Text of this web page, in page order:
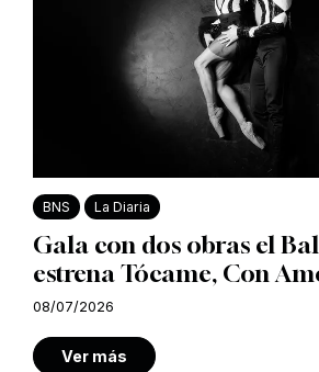
BNS La Diaria
Gala con dos obras el
estrena Tócame, Con
08/07/2026
Ver más